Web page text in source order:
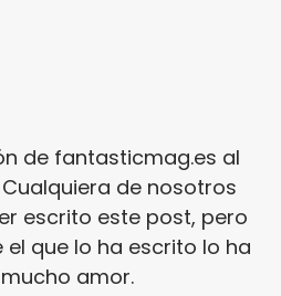
de fantasticmag.es al
de nosotros
escrito este post, pero
el que lo ha escrito lo ha
amor.